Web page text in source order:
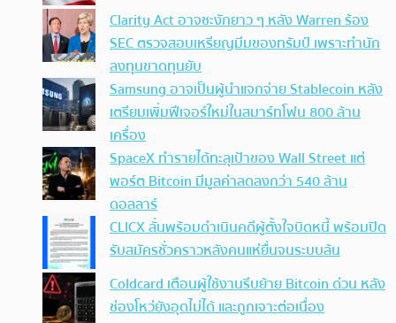
Clarity Act อาจชะงักยาว ๆ หลัง Warren ร้อง
SEC ตรวจสอบเหรียญมีมของทรัมป์ เพราะทำนัก
ลงทุนขาดทุนยับ
Samsung อาจเป็นผู้นำแจกจ่าย Stablecoin หลัง
เตรียมเพิ่มฟีเจอร์ใหม่ในสมาร์ทโฟน 800 ล้าน
เครื่อง
SpaceX ทำรายได้ทะลุเป้าของ Wall Street แต่
พอร์ต Bitcoin มีมูลค่าลดลงกว่า 540 ล้าน
ดอลลาร์
CLICX ลั่นพร้อมดำเนินคดีผู้ตั้งใจบิดหนี้ พร้อมปิด
รับสมัครชั่วคราวหลังคนแห่ยื่นจนระบบล้น
Coldcard เตือนผู้ใช้งานรีบย้าย Bitcoin ด่วน หลัง
ช่องโหว่ยังอุดไม่ได้ และถูกเจาะต่อเนื่อง